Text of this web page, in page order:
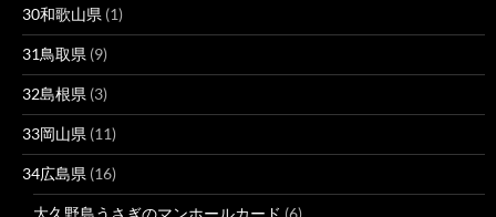
30和歌山県 (1)
31鳥取県 (9)
32島根県 (3)
33岡山県 (11)
34広島県 (16)
大久野島うさぎのマンホールカード (6)